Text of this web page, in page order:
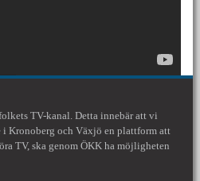
TV-kanal. Detta innebär att vi
Kronoberg och Växjö en plattform att
TV, ska genom ÖKK ha möjligheten